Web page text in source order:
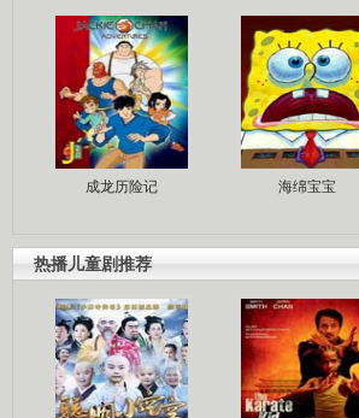
成龙历险记 海绵宝宝
热播儿童剧推荐